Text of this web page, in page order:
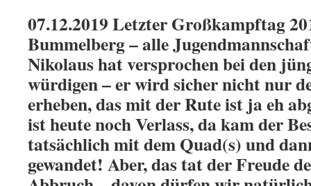
07.12.2019 Letzter Großkampftag
Bummelberg – alle
Nikolaus hat versprochen bei den
würdigen – er wird sicher nicht nur
erheben, das mit der Rute ist ja eh
ist heute noch Verlass, da kam der
tatsächlich mit dem Quad(s) und
gewandet! Aber, das tat der Freude